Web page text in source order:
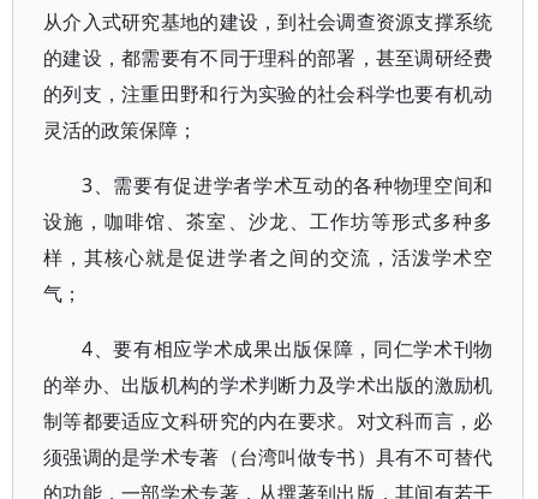
从介入式研究基地的建设，到社会调查资源支撑系统
的建设，都需要有不同于理科的部署，甚至调研经费
的列支，注重田野和行为实验的社会科学也要有机动
灵活的政策保障；
3、需要有促进学者学术互动的各种物理空间和
设施，咖啡馆、茶室、沙龙、工作坊等形式多种多
样，其核心就是促进学者之间的交流，活泼学术空
气；
4、要有相应学术成果出版保障，同仁学术刊物
的举办、出版机构的学术判断力及学术出版的激励机
制等都要适应文科研究的内在要求。对文科而言，必
须强调的是学术专著（台湾叫做专书）具有不可替代
的功能，一部学术专著，从撰著到出版，其间有若干